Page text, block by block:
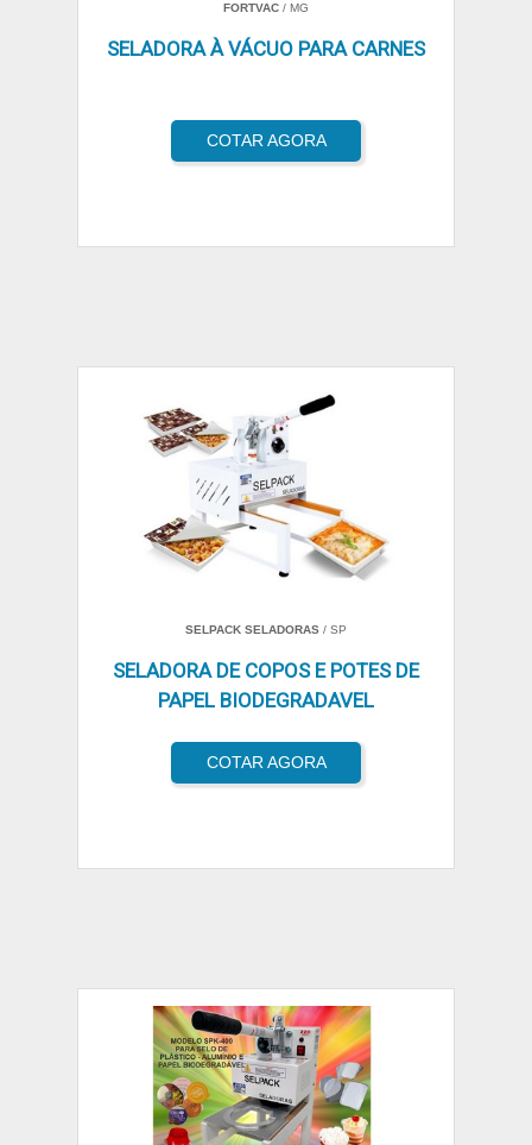
FORTVAC / MG
SELADORA À VÁCUO PARA CARNES
COTAR AGORA
SELPACK SELADORAS / SP
SELADORA DE COPOS E POTES DE
PAPEL BIODEGRADAVEL
COTAR AGORA